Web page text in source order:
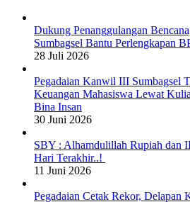
Dukung Penanggulangan
Sumbagsel Bantu Perlengkapan
28 Juli 2026
Pegadaian Kanwil III Sumbagsel
Keuangan Mahasiswa Lewat
Bina Insan
30 Juni 2026
SBY : Alhamdulillah Rupiah dan
Hari Terakhir..!
11 Juni 2026
Pegadaian Cetak Rekor, Delapan